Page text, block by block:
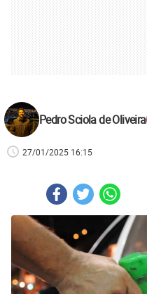
Pedro Sciola de Oliveira
27/01/2025 16:15